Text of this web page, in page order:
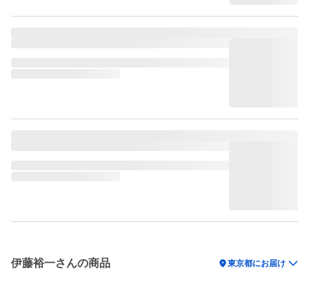
伊藤裕一さんの商品 location_on東京都にお届け